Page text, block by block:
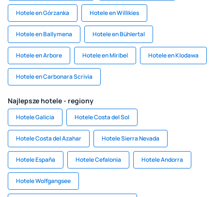
Hotele en Górzanka Hotele en Willikies
Hotele en Ballymena Hotele en Bühlertal
Hotele en Arbore Hotele en Miribel Hotele en Klodawa
Hotele en Carbonara Scrivia
Najlepsze hotele - regiony
Hotele Galicia Hotele Costa del Sol
Hotele Costa del Azahar Hotele Sierra Nevada
Hotele España Hotele Cefalonia Hotele Andorra
Hotele Wolfgangsee